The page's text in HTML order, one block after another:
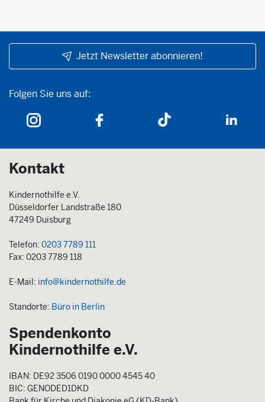
Jetzt Newsletter abonnieren!
Folgen Sie uns auf:
Folgen Sie uns auf:
Kontakt
Kindernothilfe e.V.
Düsseldorfer Landstraße 180
47249 Duisburg
Telefon: 0203 7789 111
Fax: 0203 7789 118
E-Mail: info@kindernothilfe.de
Standorte: Büro in Berlin
Spendenkonto
Kindernothilfe e.V.
IBAN: DE92 3506 0190 0000 4545 40
BIC: GENODED1DKD